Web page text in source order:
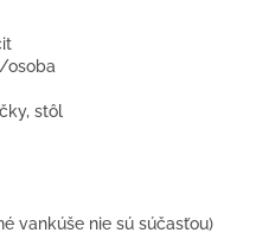
osoba
stôl
vankúše nie sú súčasťou)